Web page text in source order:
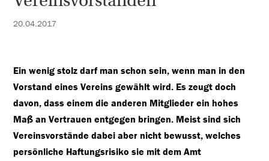
20.04.2017
Ein wenig stolz darf man schon sein, wenn man in den
Vorstand eines Vereins gewählt wird. Es zeugt doch
davon, dass einem die anderen Mitglieder ein hohes
Maß an Vertrauen entgegen bringen. Meist sind sich
Vereinsvorstände dabei aber nicht bewusst, welches
persönliche Haftungsrisiko sie mit dem Amt